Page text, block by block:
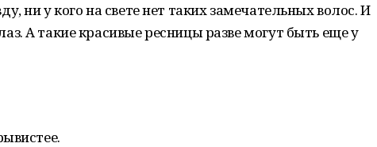
ни у кого на свете нет таких замечательных волос. И
А такие красивые ресницы разве могут быть еще у